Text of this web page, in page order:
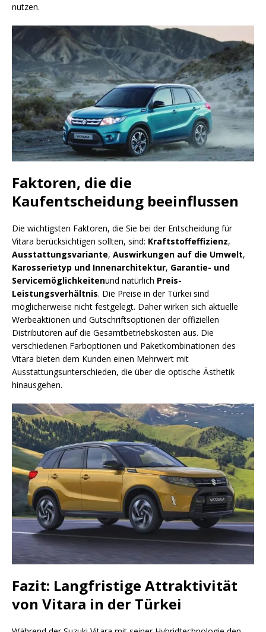
nutzen.
Faktoren, die die
Kaufentscheidung beeinflussen
Die wichtigsten Faktoren, die Sie bei der Entscheidung für
Vitara berücksichtigen sollten, sind: Kraftstoffeffizienz,
Ausstattungsvariante, Auswirkungen auf die Umwelt,
Karosserietyp und Innenarchitektur, Garantie- und
Servicemöglichkeitenund natürlich Preis-
Leistungsverhältnis. Die Preise in der Türkei sind
möglicherweise nicht festgelegt. Daher wirken sich aktuelle
Werbeaktionen und Gutschriftsoptionen der offiziellen
Distributoren auf die Gesamtbetriebskosten aus. Die
verschiedenen Farboptionen und Paketkombinationen des
Vitara bieten dem Kunden einen Mehrwert mit
Ausstattungsunterschieden, die über die optische Ästhetik
hinausgehen.
Fazit: Langfristige Attraktivität
von Vitara in der Türkei